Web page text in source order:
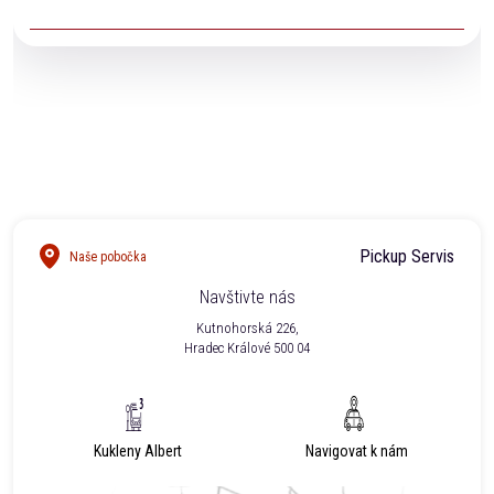
Naše pobočka
Pickup Servis
Navštivte nás
Kutnohorská 226,
Hradec Králové 500 04
Kukleny Albert Navigovat k nám